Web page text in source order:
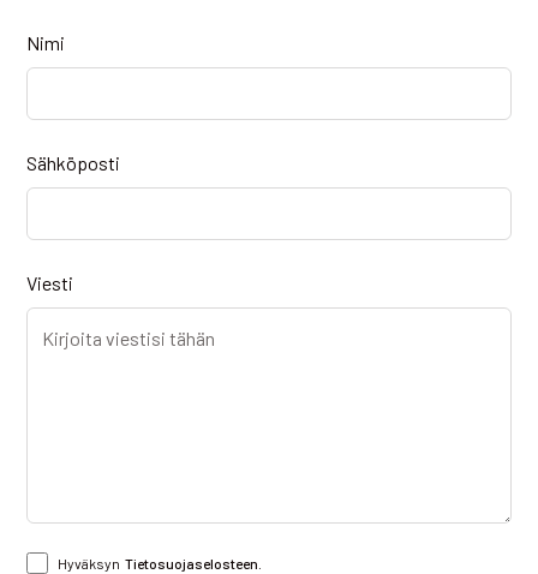
Nimi
Sähköposti
Viesti
HyväksynTietosuojaselosteen.